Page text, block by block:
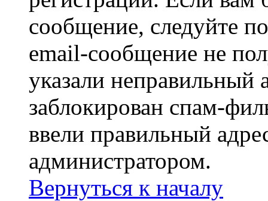
сообщение, следуйте
email-сообщение не
указали неправильный
заблокирован спам-
ввели правильный
администратором.
Вернуться к началу